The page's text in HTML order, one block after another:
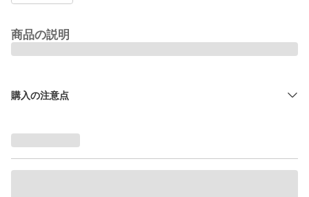
商品の説明
購入の注意点